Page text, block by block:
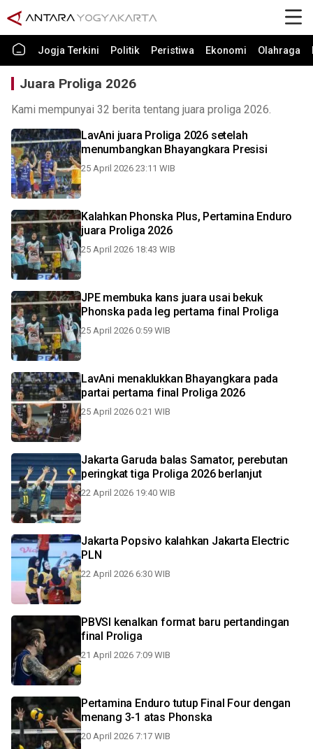
Jogja Terkini Politik Peristiwa Ekonomi Olahraga
Juara Proliga 2026
Kami mempunyai 32 berita tentang juara proliga 2026.
LavAni juara Proliga 2026 setelah
menumbangkan Bhayangkara Presisi
25 April 2026 23:11 WIB
Kalahkan Phonska Plus, Pertamina Enduro
juara Proliga 2026
25 April 2026 18:43 WIB
JPE membuka kans juara usai bekuk
Phonska pada leg pertama final Proliga
25 April 2026 0:59 WIB
LavAni menaklukkan Bhayangkara pada
partai pertama final Proliga 2026
25 April 2026 0:21 WIB
Jakarta Garuda balas Samator, perebutan
peringkat tiga Proliga 2026 berlanjut
22 April 2026 19:40 WIB
Jakarta Popsivo kalahkan Jakarta Electric
PLN
22 April 2026 6:30 WIB
PBVSI kenalkan format baru pertandingan
final Proliga
21 April 2026 7:09 WIB
Pertamina Enduro tutup Final Four dengan
menang 3-1 atas Phonska
20 April 2026 7:17 WIB